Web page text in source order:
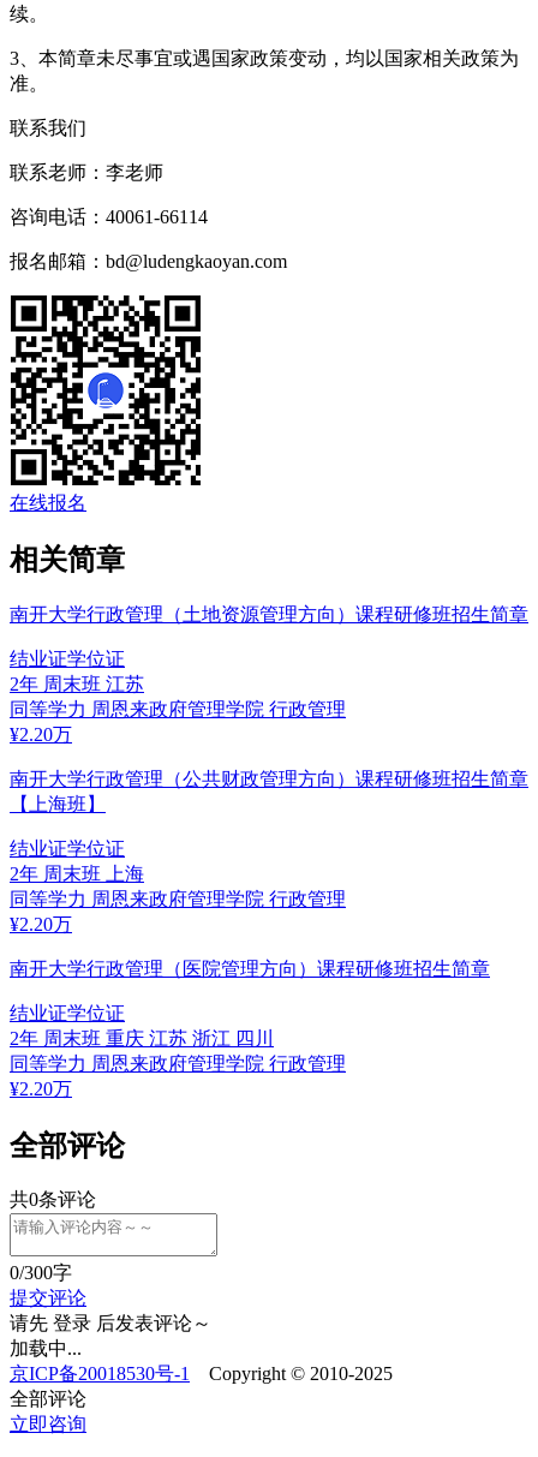
续。
3、本简章未尽事宜或遇国家政策变动，均以国家相关政策为
准。
联系我们
联系老师： 李老师
咨询电话： 40061-66114
报名邮箱： bd@ludengkaoyan.com
在线报名
相关简章
南开大学行政管理（土地资源管理方向）课程研修班招生简章
结业证学位证
2年 周末班 江苏
同等学力 周恩来政府管理学院 行政管理
¥2.20万
南开大学行政管理（公共财政管理方向）课程研修班招生简章
【上海班】
结业证学位证
2年 周末班
上海
同等学力 周恩来政府管理学院 行政管理
¥2.20万
南开大学行政管理（医院管理方向）课程研修班招生简章
结业证学位证
2年 周末班 重庆 江苏 浙江 四川
同等学力 周恩来政府管理学院 行政管理
¥2.20万
全部评论
共0条评论
0/300字
提交评论
请先 登录 后发表评论～
加载中...
京ICP备20018530号-1 Copyright © 2010-2025
全部评论
立即咨询